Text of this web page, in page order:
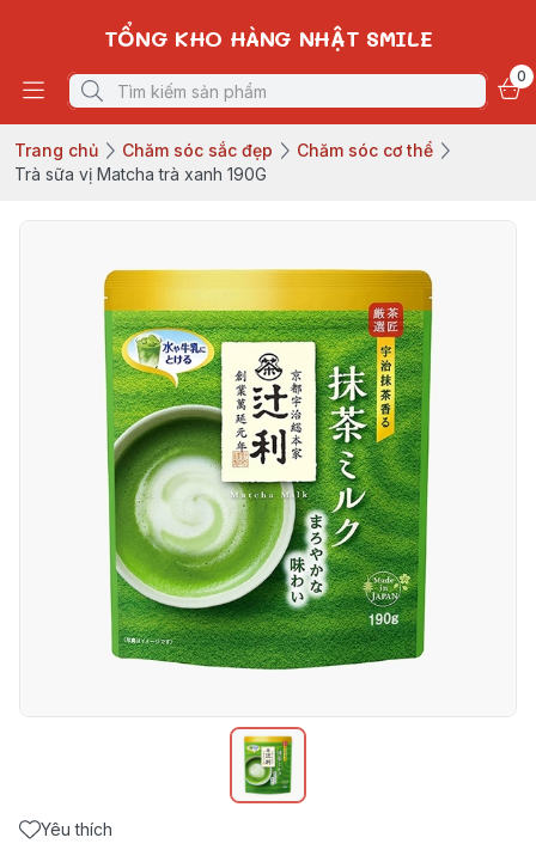
TỔNG KHO HÀNG NHẬT SMILE
0
Trang chủ Chăm sóc sắc đẹp
Chăm sóc cơ thể
Trà sữa vị Matcha trà xanh 190G
Yêu thích